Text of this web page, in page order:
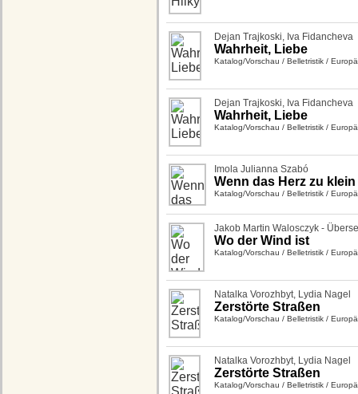
Dejan Trajkoski, Iva Fidancheva
Wahrheit, Liebe
Katalog/Vorschau / Belletristik /
Dejan Trajkoski, Iva Fidancheva
Wahrheit, Liebe
Katalog/Vorschau / Belletristik /
Imola Julianna Szabó
Wenn das Herz zu
Katalog/Vorschau / Belletristik /
Jakob Martin Walosczyk -
Wo der Wind ist
Katalog/Vorschau / Belletristik /
Natalka Vorozhbyt, Lydia Nagel
Zerstörte Straßen
Katalog/Vorschau / Belletristik /
Natalka Vorozhbyt, Lydia Nagel
Zerstörte Straßen
Katalog/Vorschau / Belletristik /